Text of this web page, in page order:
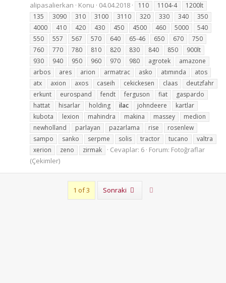
alipasalierkan
Konu 04.04.2018 110 1104-4
1200lt
135
3090 310 3100 3110 320 330 340
350
4000
410 420 430 450 4500 460 5000
540
550
557 567 570 640 65-46 650 670
750
760
770 780 810 820 830 840 850
900lt
930
940 950 960 970 980 agrotek
amazone
arbos
ares arion armatrac asko atımında
atos
atx
axion axos caseih cekickesen claas
deutzfahr
erkunt
eurospand fendt ferguson fiat
gaspardo
hattat
hisarlar holding ilac johndeere
kartlar
kubota
lexion mahindra makina massey
medion
newholland
parlayan pazarlama rise
rosenlew
sampo
sanko serpme solis tractor tucano
valtra
xerion
zeno zirmak Cevaplar: 6 Forum: Fotoğraflar
(Çekimler)
1 of 3 Sonraki